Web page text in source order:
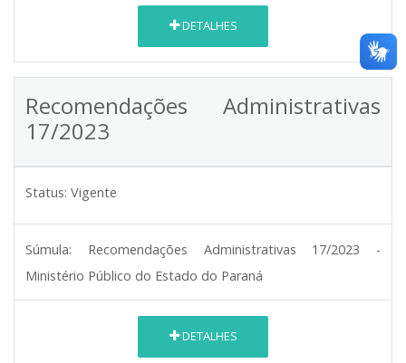
DETALHES
Recomendações Administrativas
17/2023
Status: Vigente
Súmula:
Recomendações Administrativas 17/2023 -
Ministério Público do Estado do Paraná
DETALHES